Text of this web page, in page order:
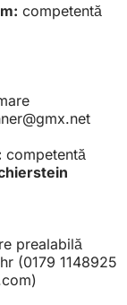
competentă
gmx net
competentă
prealabilă
(0179 1148925
com)